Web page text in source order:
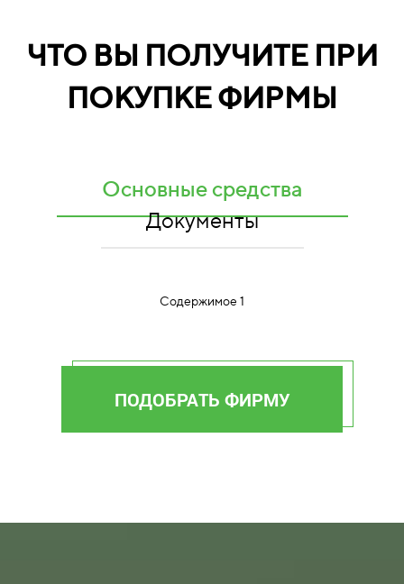
ЧТО ВЫ ПОЛУЧИТЕ ПРИ
ПОКУПКЕ ФИРМЫ
Основные средства
Документы
Содержимое 1
ПОДОБРАТЬ ФИРМУ